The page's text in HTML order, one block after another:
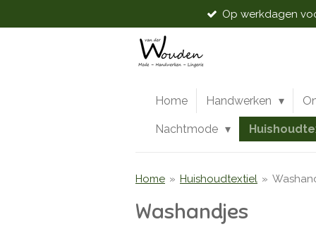
direct
Op werkdagen
Home Handwerken
Nachtmode
Home » Huishoudtextiel »
Washandjes